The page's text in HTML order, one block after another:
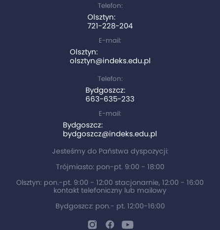
Telefon:
Olsztyn:
721-228-204
E-mail:
Olsztyn:
olsztyn@indeks.edu.pl
Telefon:
Bydgoszcz:
663-635-233
E-mail:
Bydgoszcz:
bydgoszcz@indeks.edu.pl
Jesteśmy do Państwa dyspozycji:
Trójmiasto: pon-pt. 9:00 - 18:00
Olsztyn: pon.-pt. 9:00 - 12:00 stacjonarnie, 12:00 - 16:00
kontakt telefoniczny lub mailowy
Bydgoszcz: pon.- pt. 12:00-16:00